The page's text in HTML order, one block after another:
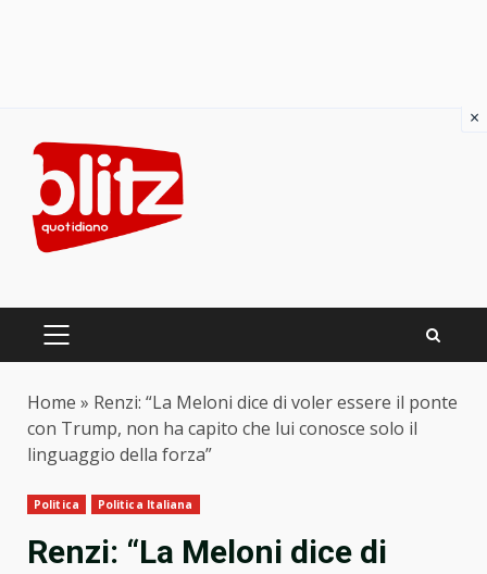
content
PRIMARY
Home » Renzi: “La Meloni dice di voler essere il ponte
con Trump, non ha capito che lui conosce solo il
linguaggio della forza”
Politica Politica Italiana
Renzi: “La Meloni dice di
×